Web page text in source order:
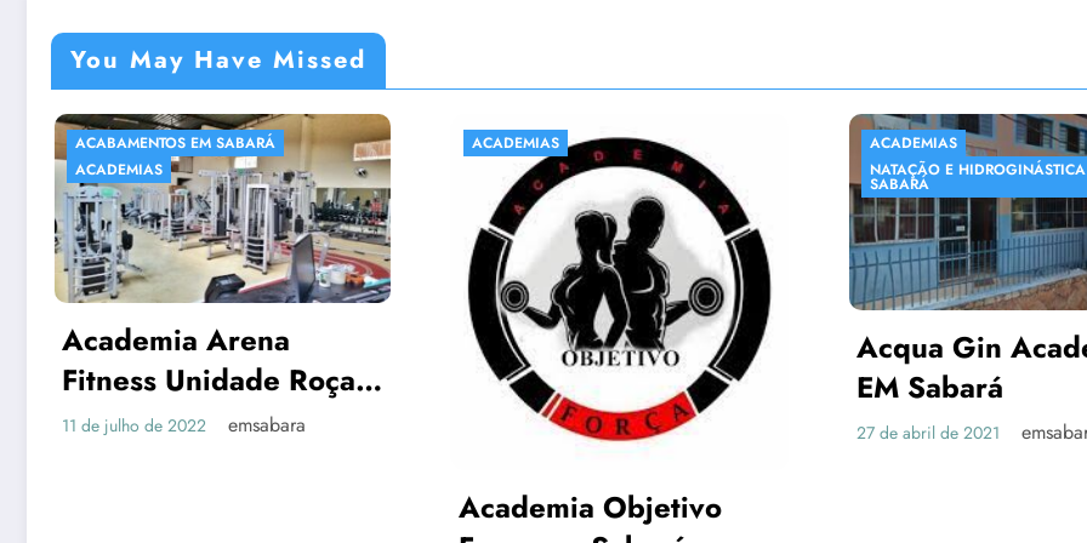
You May Have Missed
ACABAMENTOS EM SABARÁ
ACADEMIAS
Academia Arena
Fitness Unidade Roça
Grande – EM Sabará
11 de julho de 2022 emsabara
ACADEMIAS
Academia Objetivo
ACADEMIAS
NATAÇÃO E HIDROGINÁSTICA EM
SABARÁ
Acqua Gin
EM Sabará
27 de abril de 2021 emsabara